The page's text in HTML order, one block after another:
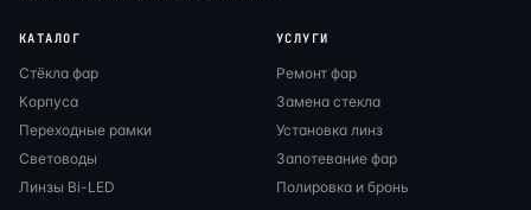
КАТАЛОГ
Стёкла фар
Корпуса
Переходные рамки
Световоды
Линзы Bi-LED
УСЛУГИ
Ремонт фар
Замена стекла
Установка линз
Запотевание фар
Полировка и бронь